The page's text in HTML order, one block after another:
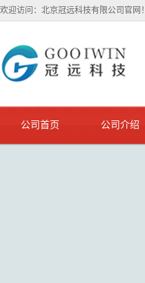
欢迎访问：北京冠远科技有限公司官网！
公司首页 公司介绍